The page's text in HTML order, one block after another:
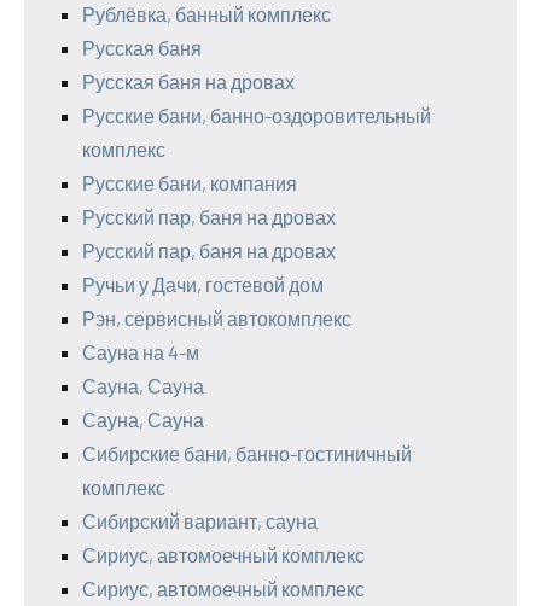
Рублёвка, банный комплекс
Русская баня
Русская баня на дровах
Русские бани, банно-оздоровительный
комплекс
Русские бани, компания
Русский пар, баня на дровах
Русский пар, баня на дровах
Ручьи у Дачи, гостевой дом
Рэн, сервисный автокомплекс
Сауна на 4-м
Сауна, Сауна
Сауна, Сауна
Сибирские бани, банно-гостиничный
комплекс
Сибирский вариант, сауна
Сириус, автомоечный комплекс
Сириус, автомоечный комплекс